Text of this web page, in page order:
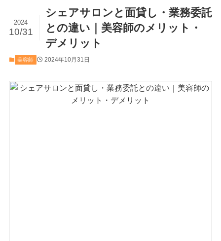
シェアサロンと面貸し・業務委託
との違い｜美容師のメリット・
デメリット
2024
10/31
美容師 2024年10月31日